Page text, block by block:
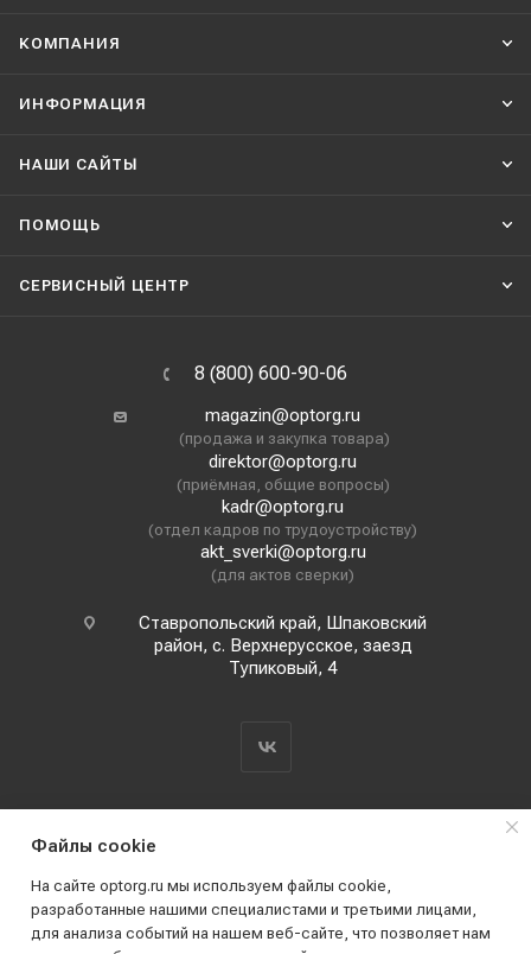
КОМПАНИЯ
ИНФОРМАЦИЯ
НАШИ CАЙТЫ
ПОМОЩЬ
СЕРВИСНЫЙ ЦЕНТР
8 (800) 600-90-06
magazin@optorg.ru
(продажа и закупка товара)
direktor@optorg.ru
(приёмная, общие вопросы)
kadr@optorg.ru
(отдел кадров по трудоустройству)
akt_sverki@optorg.ru
(для актов сверки)
Ставропольский край, Шпаковский
район, с. Верхнерусское, заезд
Тупиковый, 4
2019 - 2026 © АО КПК "Ставропольстройопторг"
Файлы cookie
На сайте optorg.ru мы используем файлы cookie,
разработанные нашими специалистами и третьими лицами,
для анализа событий на нашем веб-сайте, что позволяет нам